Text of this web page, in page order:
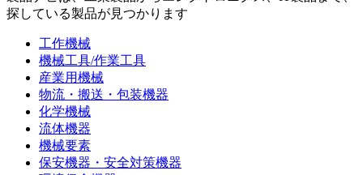
探している製品が見つかります
工作機械
機械工具/作業工具
産業用機械
物流・搬送・包装機器
化学機械
流体機器
機械要素
保安機器・安全対策機器